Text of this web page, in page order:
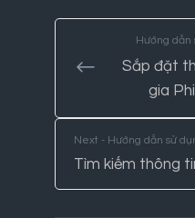
Hướng dẫn
Sắp đặt
gia
Next - Hướng dẫn sử
Tìm kiếm thông